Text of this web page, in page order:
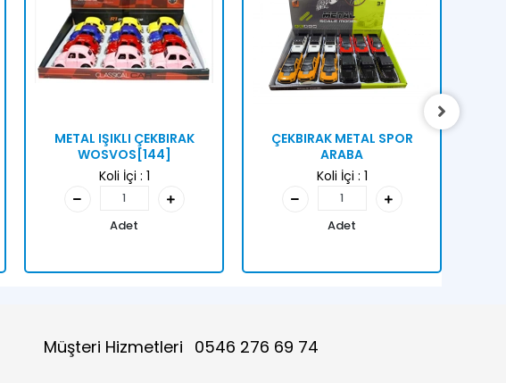
METAL IŞIKLI ÇEKBIRAK
WOSVOS[144]
Koli İçi : 1
Adet
ÇEKBIRAK METAL SPOR
ARABA
Koli İçi : 1
Adet
Müşteri Hizmetleri 0546 276 69 74